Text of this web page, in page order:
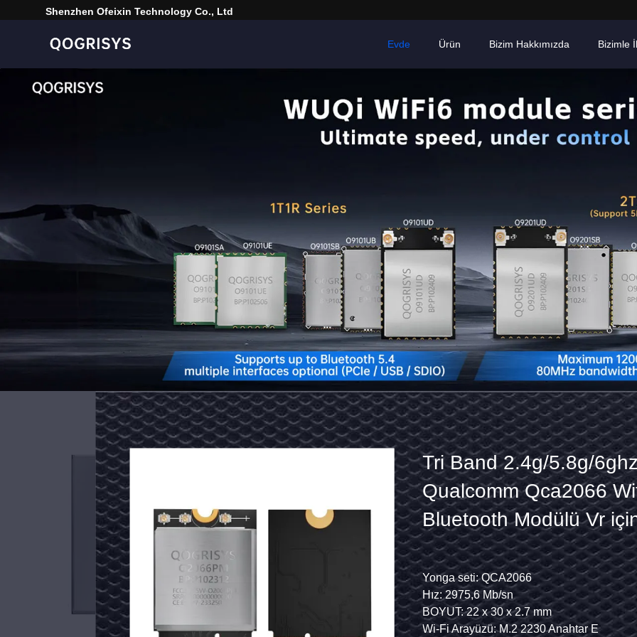
Shenzhen Ofeixin Technology Co., Ltd
Evde Ürün Bizim Hakkımızda Bizimle
Modülü
Wi-
Fi
7
Modülü
Çalışma frekansı: 2,4/5/6 GHz
Boyut: 22x30x2,5 mm
Kablosuz Standart: 802.11 a/b/g/n/ac/ax/be
Yüksek
entegrasyonlu
QCA2066
Modülü
3000Mbps
Yonga seti: QCA2066
Boyut: 13*15*2.3 mm
Kablosuz Protokol: 802.11a/b/g/n/ac/balta
Bluetooth protokolü: Bluetooth5.2